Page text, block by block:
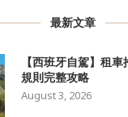
最新文章
【西班牙自駕】租
規則完整攻略
August 3, 2026